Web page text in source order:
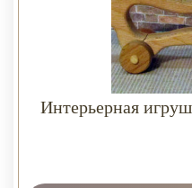
Интерьерная